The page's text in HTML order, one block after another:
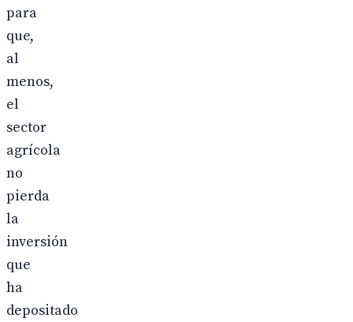
para
que,
al
menos,
el
sector
agrícola
no
pierda
la
inversión
que
ha
depositado